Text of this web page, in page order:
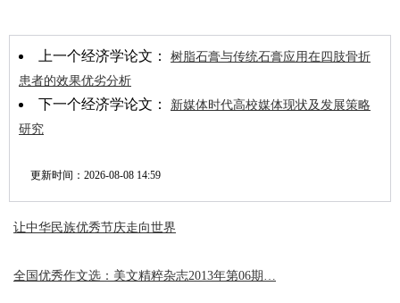
上一个经济学论文： 树脂石膏与传统石膏应用在四肢骨折
患者的效果优劣分析
下一个经济学论文：
新媒体时代高校媒体现状及发展策略
研究
更新时间： 2026-08-08 14:59
让中华民族优秀节庆走向世界
全国优秀作文选：美文精粹杂志2013年第06期…